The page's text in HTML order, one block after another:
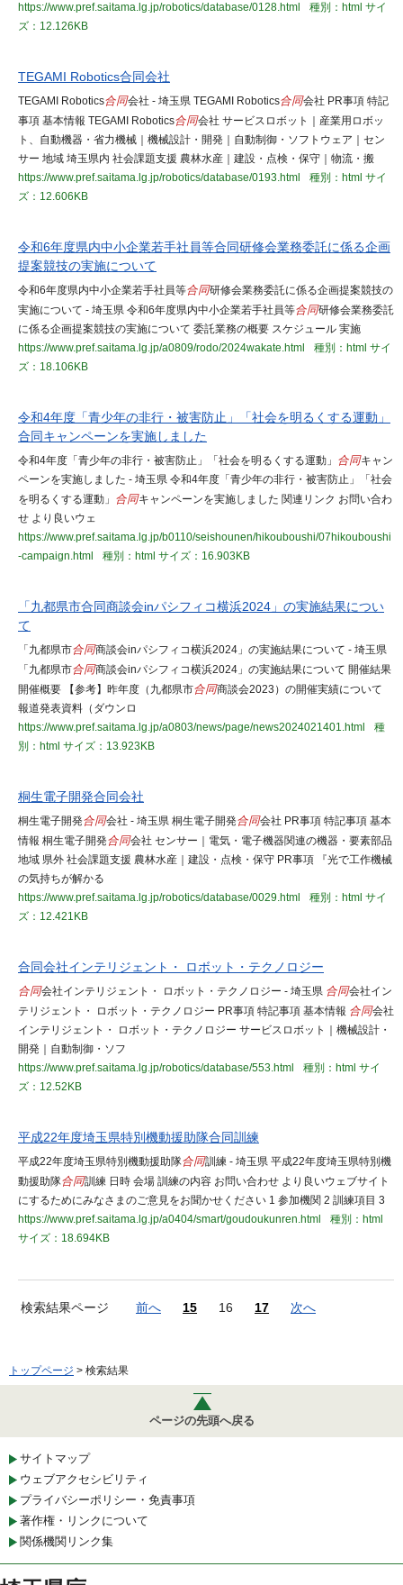
https://www.pref.saitama.lg.jp/robotics/database/0128.html
種別：html サイ
ズ：12.126KB
TEGAMI Robotics合同会社
TEGAMI Robotics合同会社 - 埼玉県 TEGAMI Robotics合同会社 PR事項 特記
事項 基本情報 TEGAMI Robotics合同会社 サービスロボット｜産業用ロボッ
ト、自動機器・省力機械｜機械設計・開発｜自動制御・ソフトウェア｜セン
サー 地域 埼玉県内 社会課題支援 農林水産｜建設・点検・保守｜物流・搬
https://www.pref.saitama.lg.jp/robotics/database/0193.html
種別：html サイ
ズ：12.606KB
令和6年度県内中小企業若手社員等合同研修会業務委託に係る企画
提案競技の実施について
令和6年度県内中小企業若手社員等合同研修会業務委託に係る企画提案競技の
実施について - 埼玉県 令和6年度県内中小企業若手社員等合同研修会業務委託
に係る企画提案競技の実施について 委託業務の概要 スケジュール 実施
https://www.pref.saitama.lg.jp/a0809/rodo/2024wakate.html
種別：html サイ
ズ：18.106KB
令和4年度「青少年の非行・被害防止」「社会を明るくする運動」
合同キャンペーンを実施しました
令和4年度「青少年の非行・被害防止」「社会を明るくする運動」 合同キャン
ペーンを実施しました - 埼玉県 令和4年度「青少年の非行・被害防止」「社会
を明るくする運動」 合同キャンペーンを実施しました 関連リンク お問い合わ
せ より良いウェ
https://www.pref.saitama.lg.jp/b0110/seishounen/hikouboushi/07hikouboushi
-campaign.html
種別：html サイズ：16.903KB
「九都県市合同商談会inパシフィコ横浜2024」の実施結果につい
て
「九都県市合同商談会inパシフィコ横浜2024」の実施結果について - 埼玉県
「九都県市合同商談会inパシフィコ横浜2024」の実施結果について 開催結果
開催概要 【参考】昨年度（九都県市合同商談会2023）の開催実績について
報道発表資料（ダウンロ
https://www.pref.saitama.lg.jp/a0803/news/page/news2024021401.html
種
別：html サイズ：13.923KB
桐生電子開発合同会社
桐生電子開発合同会社 - 埼玉県 桐生電子開発合同会社 PR事項 特記事項 基本
情報 桐生電子開発合同会社 センサー｜電気・電子機器関連の機器・要素部品
地域 県外 社会課題支援 農林水産｜建設・点検・保守 PR事項 『光で工作機械
の気持ちが解かる
https://www.pref.saitama.lg.jp/robotics/database/0029.html
種別：html サイ
ズ：12.421KB
合同会社インテリジェント・ ロボット・テクノロジー
合同会社インテリジェント・ ロボット・テクノロジー - 埼玉県 合同会社イン
テリジェント・ ロボット・テクノロジー PR事項 特記事項 基本情報 合同会社
インテリジェント・ ロボット・テクノロジー サービスロボット｜機械設計・
開発｜自動制御・ソフ
https://www.pref.saitama.lg.jp/robotics/database/553.html
種別：html サイ
ズ：12.52KB
平成22年度埼玉県特別機動援助隊合同訓練
平成22年度埼玉県特別機動援助隊合同訓練 - 埼玉県 平成22年度埼玉県特別機
動援助隊合同訓練 日時 会場 訓練の内容 お問い合わせ より良いウェブサイト
にするためにみなさまのご意見をお聞かせください 1 参加機関 2 訓練項目 3
https://www.pref.saitama.lg.jp/a0404/smart/goudoukunren.html
種別：html
サイズ：18.694KB
検索結果ページ 前へ 15 16 17 次へ
トップページ > 検索結果
ページの先頭へ戻る
サイトマップ
ウェブアクセシビリティ
プライバシーポリシー・免責事項
著作権・リンクについて
関係機関リンク集